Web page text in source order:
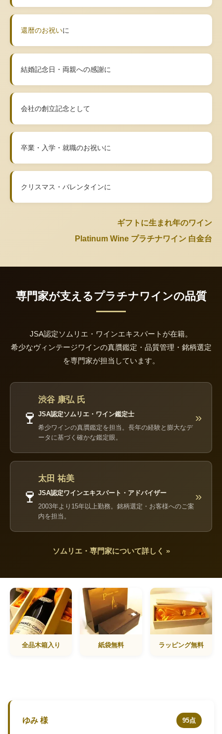
還暦のお祝いに
結婚記念日・両親への感謝に
会社の創立記念として
卒業・入学・就職のお祝いに
クリスマス・バレンタインに
ギフトに生まれ年のワイン
Platinum Wine プラチナワイン 白金台
専門家が支えるプラチナワインの品質
JSA認定ソムリエ・ワインエキスパートが在籍。
希少なヴィンテージワインの真贋鑑定・品質管理・銘柄選定
を専門家が担当しています。
🍷
渋谷 康弘 氏
JSA認定ソムリエ・ワイン鑑定士
希少ワインの真贋鑑定を担当。長年の経験と膨大なデ
ータに基づく確かな鑑定眼。
»
🍷
太田 祐美
JSA認定ワインエキスパート・アドバイザー
2003年より15年以上勤務。銘柄選定・お客様へのご案
内を担当。
»
ソムリエ・専門家について詳しく »
全品木箱入り 紙袋無料 ラッピング無料
ゆみ 様 95点